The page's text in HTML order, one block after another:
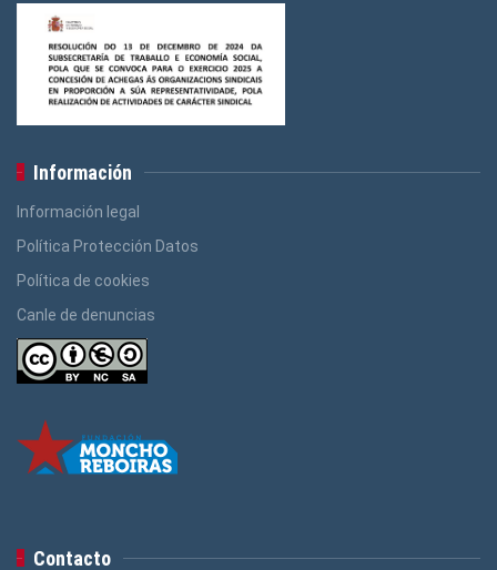
Información
Información legal
Política Protección Datos
Política de cookies
Canle de denuncias
Contacto